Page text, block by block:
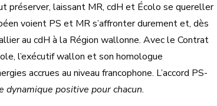
préserver, laissant MR, cdH et Écolo se quereller
voient PS et MR s’affronter durement et, dès
au cdH à la Région wallonne. Avec le Contrat
l’exécutif wallon et son homologue
accrues au niveau francophone. L’accord PS-
positive pour chacun.